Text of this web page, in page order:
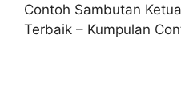
Contoh Sambutan
Terbaik – Kumpulan